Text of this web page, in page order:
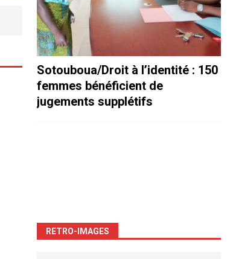
Sotouboua/Droit à l’identité : 150
femmes bénéficient de
jugements supplétifs
RETRO-IMAGES